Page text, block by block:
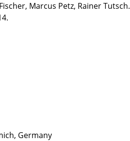
Marcus Petz, Rainer Tutsch.
Germany